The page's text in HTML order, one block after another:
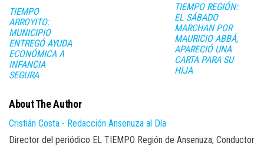
TIEMPO
ARROYITO:
MUNICIPIO
ENTREGÓ AYUDA
ECONÓMICA A
INFANCIA
SEGURA
TIEMPO REGIÓN:
EL SÁBADO
MARCHAN POR
MAURICIO ABBÁ,
APARECIÓ UNA
CARTA PARA SU
HIJA
About The Author
Cristián Costa - Redacción Ansenuza al Día
Director del periódico EL TIEMPO Región de Ansenuza, Conductor